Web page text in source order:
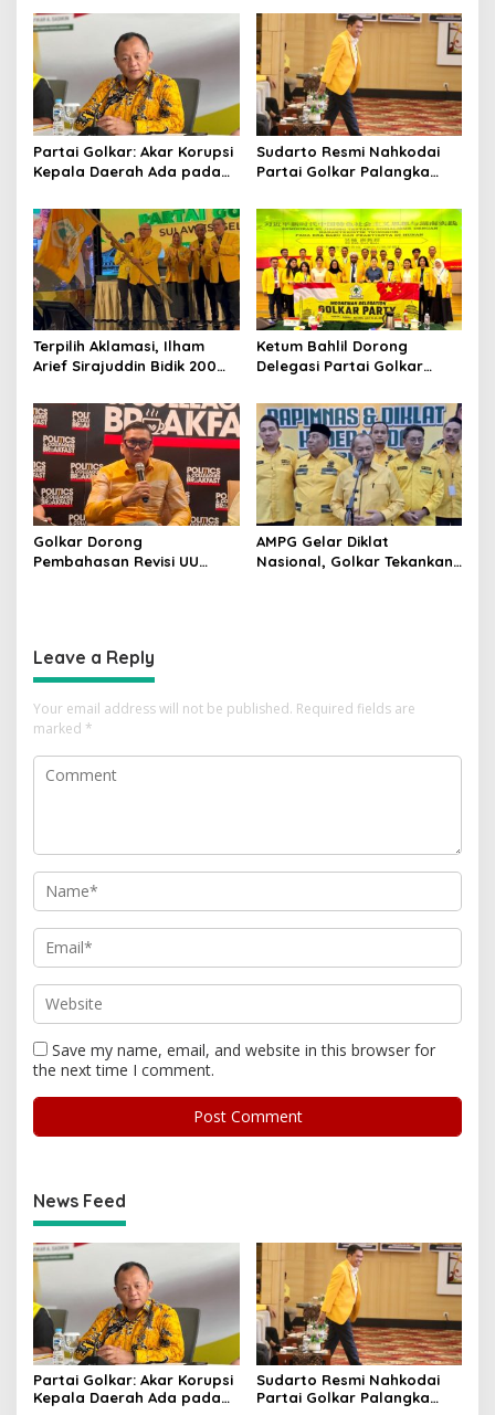
Partai Golkar: Akar Korupsi
Kepala Daerah Ada pada
Pilkada
Sudarto Resmi Nahkodai
Partai Golkar Palangka
Semakin Solid dan
Dipercaya Rakyat
Terpilih Aklamasi, Ilham
Arief Sirajuddin Bidik 200
Pemilu 2029
Ketum Bahlil Dorong
Delegasi Partai Golkar
Ngabalin Belajar Hilirisasi
Hingga Industrialisasi dari
China
Golkar Dorong
Pembahasan Revisi UU
AMPG Gelar Diklat
Nasional, Golkar Tekankan
Leave a Reply
Your email address will not be published. Required fields are
marked *
Save my name, email, and website in this browser for
the next time I comment.
News Feed
Partai Golkar: Akar Korupsi
Kepala Daerah Ada pada
Sudarto Resmi Nahkodai
Partai Golkar Palangka